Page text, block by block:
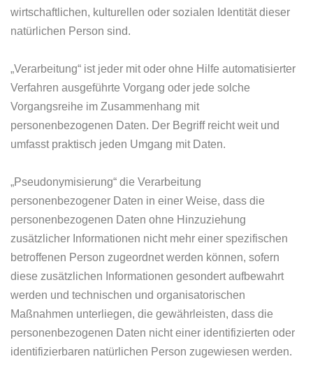
wirtschaftlichen, kulturellen oder sozialen Identität dieser
natürlichen Person sind.
„Verarbeitung“ ist jeder mit oder ohne Hilfe automatisierter
Verfahren ausgeführte Vorgang oder jede solche
Vorgangsreihe im Zusammenhang mit
personenbezogenen Daten. Der Begriff reicht weit und
umfasst praktisch jeden Umgang mit Daten.
„Pseudonymisierung“ die Verarbeitung
personenbezogener Daten in einer Weise, dass die
personenbezogenen Daten ohne Hinzuziehung
zusätzlicher Informationen nicht mehr einer spezifischen
betroffenen Person zugeordnet werden können, sofern
diese zusätzlichen Informationen gesondert aufbewahrt
werden und technischen und organisatorischen
Maßnahmen unterliegen, die gewährleisten, dass die
personenbezogenen Daten nicht einer identifizierten oder
identifizierbaren natürlichen Person zugewiesen werden.